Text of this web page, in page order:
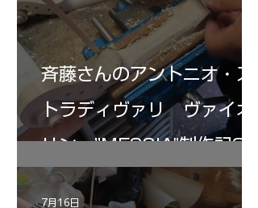
斉藤さんのアントニオ・ス
トラディヴァリ ヴァイオ
リン ”MESSIA"制作記32
7月16日